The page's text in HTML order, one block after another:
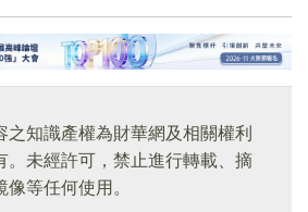
之知識產權為財華網及相關權利
。未經許可，禁止進行轉載、摘
等任何使用。